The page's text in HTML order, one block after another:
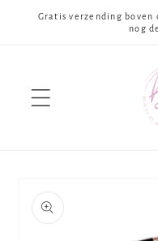
naar de
Gratis verzending boven
nog